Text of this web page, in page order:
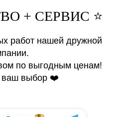
+ СЕРВИС ⭐️
работ нашей дружной
по выгодным ценам!
выбор ❤️